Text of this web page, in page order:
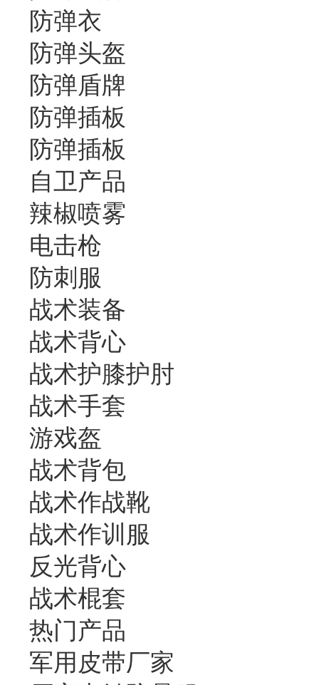
防弹衣
防弹头盔
防弹盾牌
防弹插板
防弹插板
自卫产品
辣椒喷雾
电击枪
防刺服
战术装备
战术背心
战术护膝护肘
战术手套
游戏盔
战术背包
战术作战靴
战术作训服
反光背心
战术棍套
热门产品
军用皮带厂家